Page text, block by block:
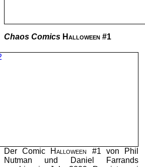
Chaos Comics Halloween #1
Der Comic Halloween #1von Phil
Nutman und Daniel Farrands